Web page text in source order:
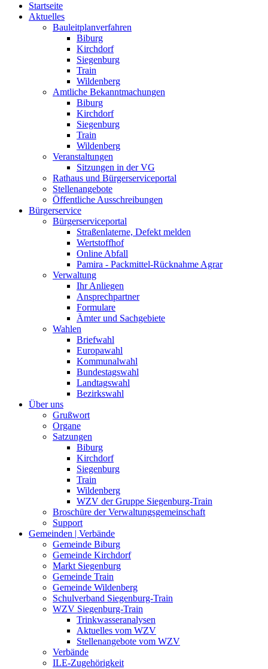
Startseite
Aktuelles
Bauleitplanverfahren
Biburg
Kirchdorf
Siegenburg
Train
Wildenberg
Amtliche Bekanntmachungen
Biburg
Kirchdorf
Siegenburg
Train
Wildenberg
Veranstaltungen
Sitzungen in der VG
Rathaus und Bürgerserviceportal
Stellenangebote
Öffentliche Ausschreibungen
Bürgerservice
Bürgerserviceportal
Straßenlaterne, Defekt melden
Wertstoffhof
Online Abfall
Pamira - Packmittel-Rücknahme Agrar
Verwaltung
Ihr Anliegen
Ansprechpartner
Formulare
Ämter und Sachgebiete
Wahlen
Briefwahl
Europawahl
Kommunalwahl
Bundestagswahl
Landtagswahl
Bezirkswahl
Über uns
Grußwort
Organe
Satzungen
Biburg
Kirchdorf
Siegenburg
Train
Wildenberg
WZV der Gruppe Siegenburg-Train
Broschüre der Verwaltungsgemeinschaft
Support
Gemeinden | Verbände
Gemeinde Biburg
Gemeinde Kirchdorf
Markt Siegenburg
Gemeinde Train
Gemeinde Wildenberg
Schulverband Siegenburg-Train
WZV Siegenburg-Train
Trinkwasseranalysen
Aktuelles vom WZV
Stellenangebote vom WZV
Verbände
ILE-Zugehörigkeit